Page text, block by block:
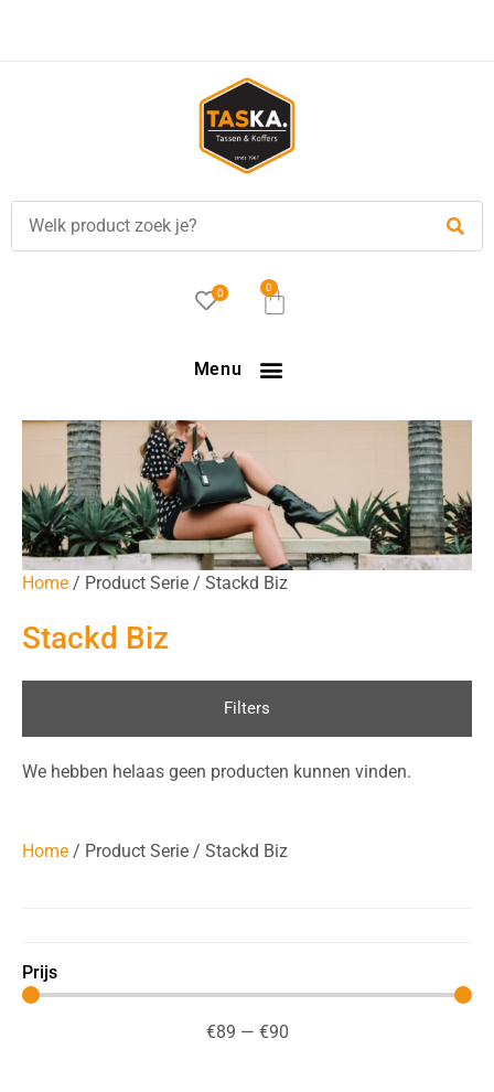
0 0
Menu
Prijs
€89 — €90
Home / Product Serie / Stackd Biz
Stackd Biz
Filters
We hebben helaas geen producten kunnen vinden.
Home / Product Serie / Stackd Biz